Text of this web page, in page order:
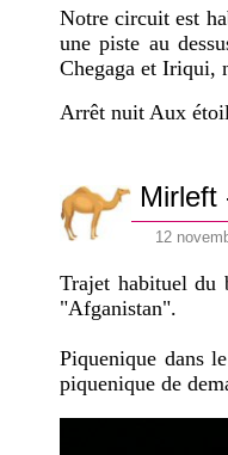
Notre circuit est
une piste au
Chegaga et Iriqui,
Arrêt nuit Aux
Mirleft
12
Trajet habituel du
"Afganistan".
Piquenique dans
piquenique de